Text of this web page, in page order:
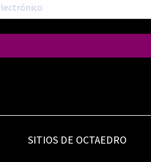
SITIOS DE OCTAEDRO